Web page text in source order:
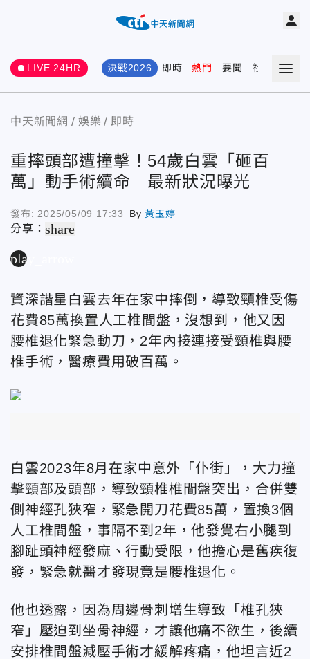
LIVE 24HR 決戰2026 即時 熱門 要聞 社會 娛樂
中天新聞網 娛樂 即時
重摔頭部遭撞擊！54歲白雲「砸百
萬」動手術續命 最新狀況曝光
發布: 2025/05/09 17:33 By黃玉婷
分享：share
play_arrow
資深諧星白雲去年在家中摔倒，導致頸椎受傷
花費85萬換置人工椎間盤，沒想到，他又因
腰椎退化緊急動刀，2年內接連接受頸椎與腰
椎手術，醫療費用破百萬。
白雲2023年8月在家中意外「仆街」，大力撞
擊頸部及頭部，導致頸椎椎間盤突出，合併雙
側神經孔狹窄，緊急開刀花費85萬，置換3個
人工椎間盤，事隔不到2年，他發覺右小腿到
腳趾頭神經發麻、行動受限，他擔心是舊疾復
發，緊急就醫才發現竟是腰椎退化。
他也透露，因為周邊骨刺增生導致「椎孔狹
窄」壓迫到坐骨神經，才讓他痛不欲生，後續
安排椎間盤減壓手術才緩解疼痛，他坦言近2